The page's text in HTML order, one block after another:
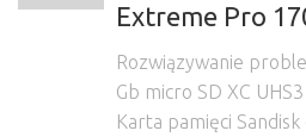
Extreme Pro
Rozwiązywanie
Gb micro SD XC
Karta pamięci